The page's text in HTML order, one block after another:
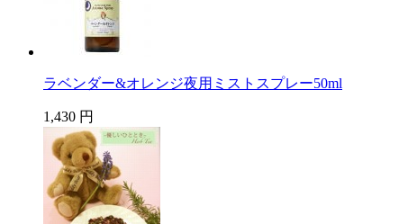
ラベンダー&オレンジ夜用ミストスプレー50ml
1,430 円